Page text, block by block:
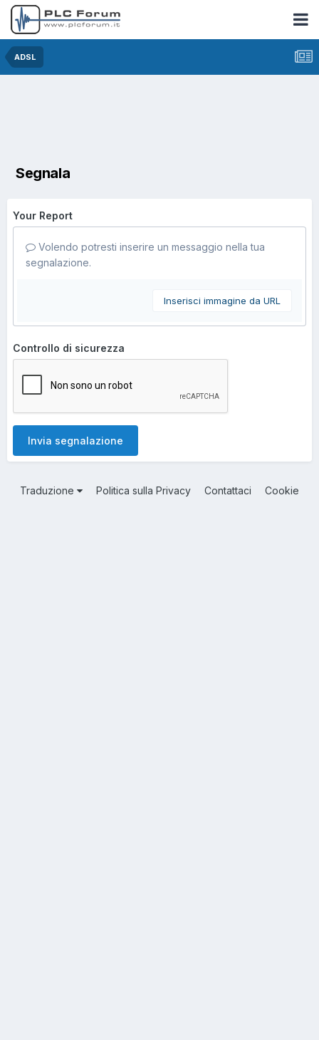
ADSL
Segnala
Your Report
Volendo potresti inserire un messaggio nella tua
segnalazione.
Inserisci immagine da URL
Controllo di sicurezza
Invia segnalazione
Traduzione Politica sulla Privacy Contattaci Cookie